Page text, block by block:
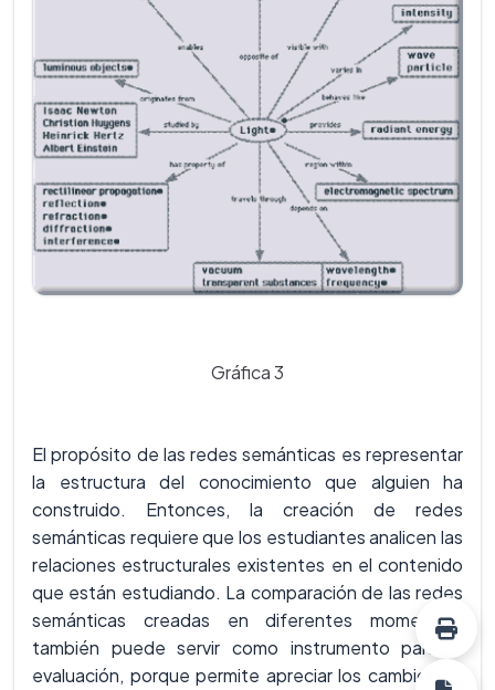
Gráfica 3
El propósito de las redes semánticas es representar
la estructura del conocimiento que alguien ha
construido. Entonces, la creación de redes
semánticas requiere que los estudiantes analicen las
relaciones estructurales existentes en el contenido
que están estudiando. La comparación de las redes
semánticas creadas en diferentes momentos,
también puede servir como instrumento para la
evaluación, porque permite apreciar los cambios en